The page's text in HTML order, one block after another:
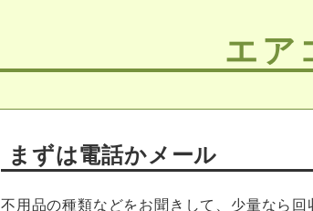
エア
まずは電話かメール
不用品の種類などをお聞きして、少量なら